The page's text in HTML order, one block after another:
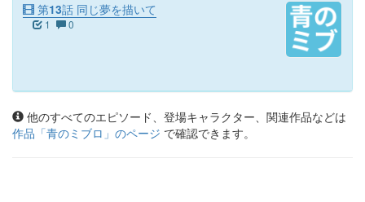
第13話 同じ夢を描いて
1 0
他のすべてのエピソード、登場キャラクター、関連作品などは
作品「青のミブロ 」のページ で確認できます。